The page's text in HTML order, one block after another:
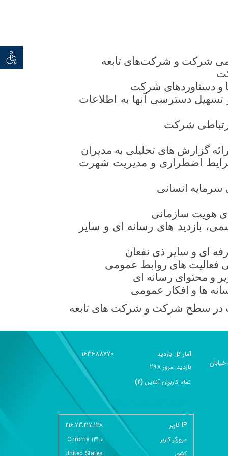
توان
شرکت و شرکت‌های تابعه
و دستاوردهای شرکت
دسترسی آنها به اطلاعات
شرکت
گزارش های تحلیلی به مدیران
شرایط اضطراری و مدیریت شهرت
سرمایه انسانی
هویت سازمانی
بازدید های رسانه ای و سایر
ای و سایر ذی نفعان
فعالیت های روابط عمومی
و محتوای رسانه ای
ها و افکار عمومی
در سطح شرکت و شرکت های تابعه
آمار کل بازدید 163688770
بازديد امروز 298
تمام کاربران آنلاين (
2
)
گزارش آمار سایت - خلاصه
IP کاربر
216.73.217.138
مرورگر کاربر
Chrome 131.0
کشور
United States